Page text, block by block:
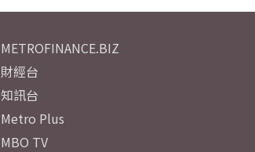
METROFINANCE.BIZ
財經台
知訊台
Metro Plus
MBO TV